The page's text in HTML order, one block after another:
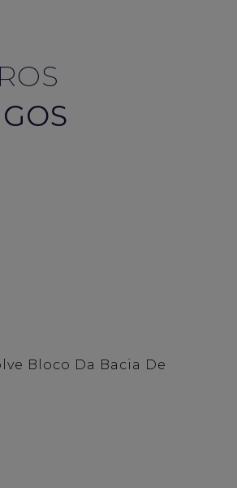
Bloco Da Bacia De